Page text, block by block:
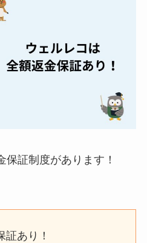
詳しく解説！
まとめ！電話が繋が
らない時の裏ワザ
Sivorune(シボルネ)
る方法ある？
ニューZの解約まと
保証制度があります！
あり！